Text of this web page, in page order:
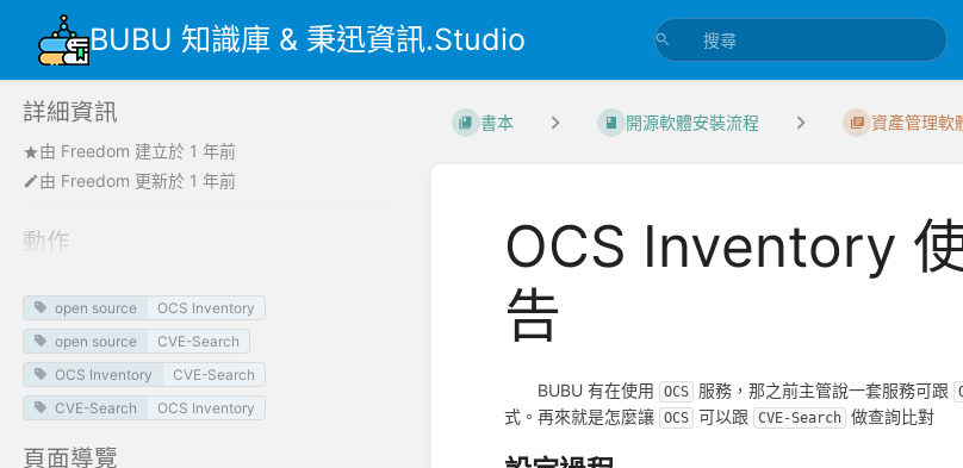
BUBU 知識庫 & 秉迅資訊.Studio
詳細資訊
由 Freedom 建立於 1 年前
由 Freedom 更新於 1 年前
動作
open source
OCS Inventory
open source
CVE-Search
OCS Inventory
CVE-Search
CVE-Search
OCS Inventory
頁面導覽
書本 開源軟體安裝流程 資產管理軟
OCS Inventory
告
BUBU 有在使用 OCS 服務，那之前主管說一套服務可跟
式。再來就是怎麼讓 OCS 可以跟 CVE-Search 做查詢比對